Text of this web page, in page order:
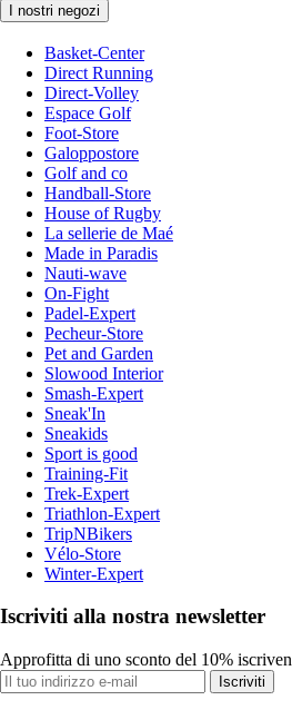
I nostri negozi
Basket-Center
Direct Running
Direct-Volley
Espace Golf
Foot-Store
Galoppostore
Golf and co
Handball-Store
House of Rugby
La sellerie de Maé
Made in Paradis
Nauti-wave
On-Fight
Padel-Expert
Pecheur-Store
Pet and Garden
Slowood Interior
Smash-Expert
Sneak'In
Sneakids
Sport is good
Training-Fit
Trek-Expert
Triathlon-Expert
TripNBikers
Vélo-Store
Winter-Expert
Iscriviti alla nostra newsletter
Approfitta di uno sconto del 10%
Iscriviti